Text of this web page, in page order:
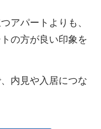
アパートよりも、
の方が良い印象を
内見や入居につな